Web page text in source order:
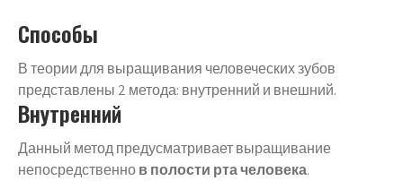
Способы
В теории для выращивания человеческих зубов
представлены 2 метода: внутренний и внешний.
Внутренний
Данный метод предусматривает выращивание
непосредственнов полости рта человека.